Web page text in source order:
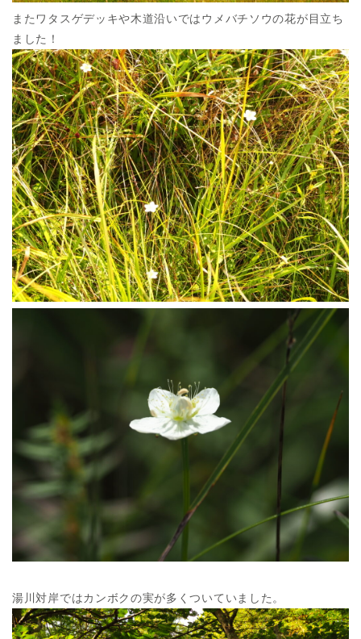
またワタスゲデッキや木道沿いではウメバチソウの花が目立ち
ました！
湯川対岸ではカンボクの実が多くついていました。